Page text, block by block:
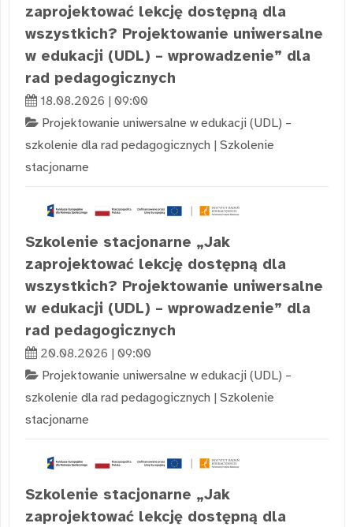
zaprojektować lekcję dostępną dla
wszystkich? Projektowanie uniwersalne
w edukacji (UDL) – wprowadzenie” dla
rad pedagogicznych
18.08.2026 | 09:00
Projektowanie uniwersalne w edukacji (UDL) –
szkolenie dla rad pedagogicznych | Szkolenie
stacjonarne
Szkolenie stacjonarne „Jak
zaprojektować lekcję dostępną dla
wszystkich? Projektowanie uniwersalne
w edukacji (UDL) – wprowadzenie” dla
rad pedagogicznych
20.08.2026 | 09:00
Projektowanie uniwersalne w edukacji (UDL) –
szkolenie dla rad pedagogicznych | Szkolenie
stacjonarne
Szkolenie stacjonarne „Jak
zaprojektować lekcję dostępną dla